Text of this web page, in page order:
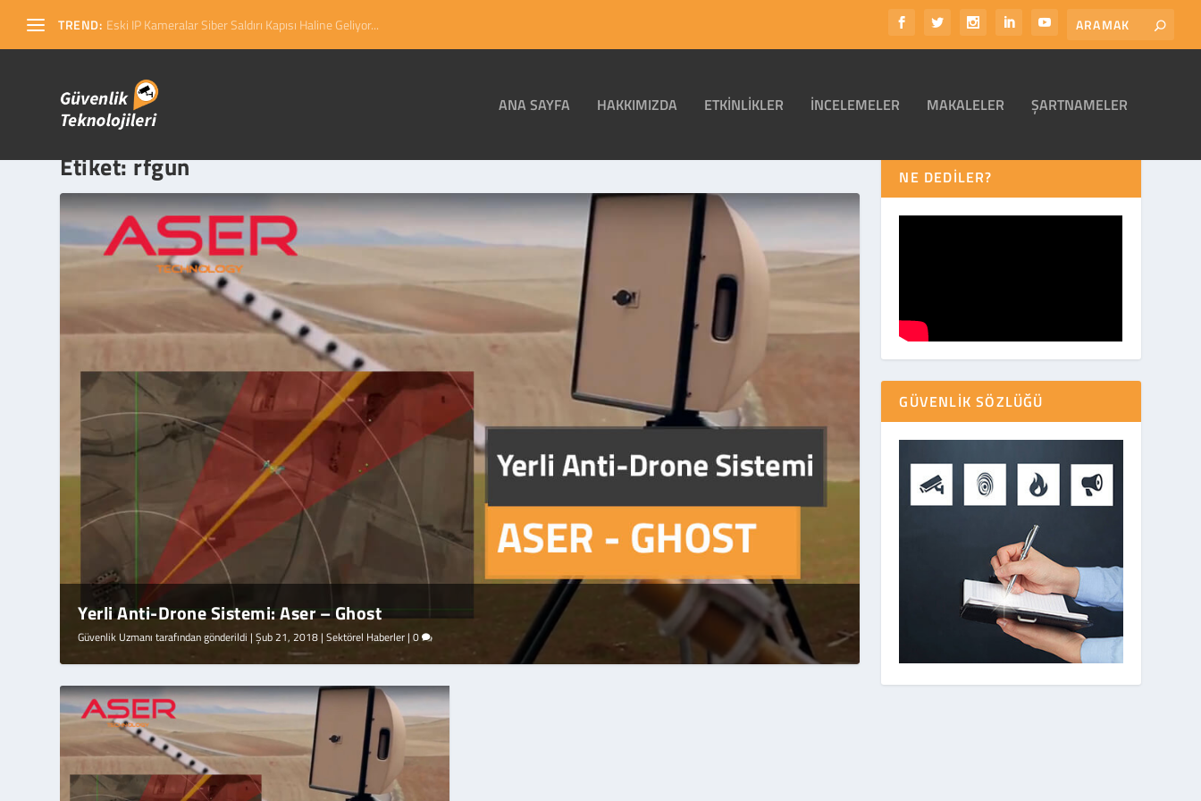
TREND: Eski IP Kameralar Siber Saldırı Kapısı Haline Geliyor...
ANA SAYFA HAKKIMIZDA ETKINLIKLER İNCELEMELER MAKALELER ŞARTNAMELER
Etiket:rfgun
Yerli Anti-Drone Sistemi: Aser – Ghost
Güvenlik Uzmanı tarafından gönderildi |Şub 21, 2018 |Sektörel Haberler |0
NE DEDİLER?
GÜVENLIK SÖZLÜĞÜ